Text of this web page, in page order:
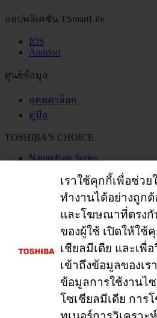
แอปพลิเคชัน TSmartLife
IOS
Andriod
ศูนย์ข้อมูล
แคตตาล็อก
คู่มือ
TOSHIBA'S CHOICE
NaturePure Series
Good for Better Life
OriginTech BUY&WIN
เชื่อมต่อกับเรา:
Copyright© 2026 Toshiba Thailand
ข้อตกลงและเงื่อนไขการใช้งานเว็ป
เราใช้คุกกี้เพื่อช่วย
ทำงานได้อย่างถูกต้
และโฆษณาที่ตรงกั
ของผู้ใช้ เปิดให้ใ
เชียลมีเดีย และเพื่
เข้าถึงข้อมูลของเร
ข้อมูลการใช้งานไ
โซเชียลมีเดีย กา